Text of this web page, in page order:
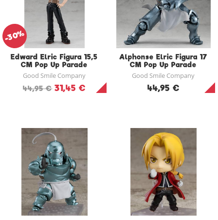
Edward Elric Figura 15,5
CM Pop Up Parade
Good Smile Company
44,95 € 31,45 €
-30%
Alphonse Elric Figura 17
CM Pop Up Parade
Good Smile Company
44,95 €